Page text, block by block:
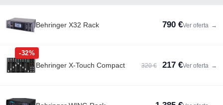
Behringer X32 Rack 790 €Ver oferta →
-32%
Behringer X-Touch Compact 320 € 217 €Ver oferta →